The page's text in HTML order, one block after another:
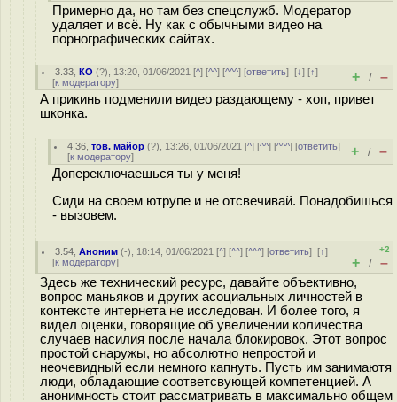
Примерно да, но там без спецслужб. Модератор
удаляет и всё. Ну как с обычными видео на
порнографических сайтах.
3.33 ,КО (?), 13:20, 01/06/2021 [^] [^^] [^^^] [ответить][↓] [↑]
[к модератору] + / –
А прикинь подменили видео раздающему - хоп, привет
шконка.
4.36 ,тов. майор (?), 13:26, 01/06/2021 [^] [^^] [^^^] [ответить]
[к модератору] + / –
Допереключаешься ты у меня!
Сиди на своем ютрупе и не отсвечивай. Понадобишься
- вызовем.
3.54 ,Аноним (-), 18:14, 01/06/2021 [^] [^^] [^^^] [ответить][↑]
[к модератору]
+2
+ / –
Здесь же технический ресурс, давайте объективно,
вопрос маньяков и других асоциальных личностей в
контексте интернета не исследован. И более того, я
видел оценки, говорящие об увеличении количества
случаев насилия после начала блокировок. Этот вопрос
простой снаружы, но абсолютно непростой и
неочевидный если немного капнуть. Пусть им занимаютя
люди, обладающие соответсвующей компетенцией. А
анонимность стоит рассматривать в максимально общем